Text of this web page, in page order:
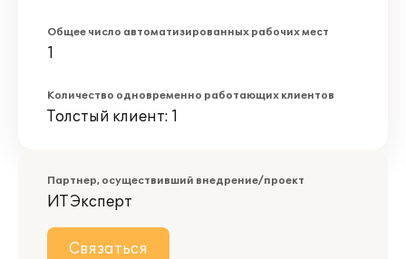
Общее число автоматизированных рабочих мест
1
Количество одновременно работающих клиентов
Толстый клиент: 1
Партнер, осуществивший внедрение/проект
ИТ Эксперт
Связаться